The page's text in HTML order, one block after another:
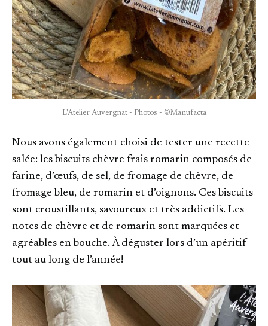
L'Atelier Auvergnat - Photos - ©Manufacta
Nous avons également choisi de tester une recette
salée: les biscuits chèvre frais romarin composés de
farine, d’œufs, de sel, de fromage de chèvre, de
fromage bleu, de romarin et d’oignons. Ces biscuits
sont croustillants, savoureux et très addictifs. Les
notes de chèvre et de romarin sont marquées et
agréables en bouche. À déguster lors d’un apéritif
tout au long de l’année!